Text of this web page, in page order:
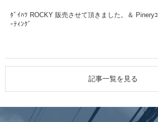
ﾀﾞｲﾊﾂ ROCKY 販売させて頂きました。＆ Pineryｺ
ｰﾃｨﾝｸﾞ
記事一覧を見る